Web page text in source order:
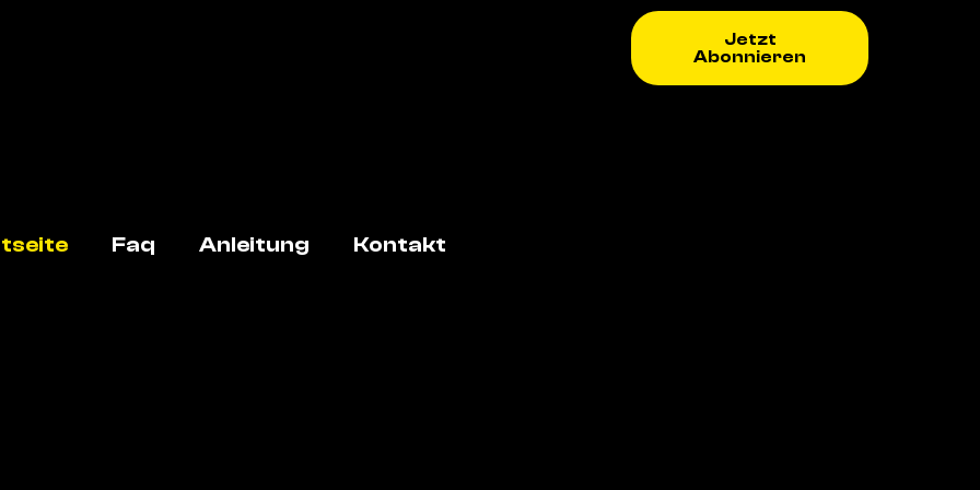
Faq Anleitung Kontakt
Jetzt
Abonnieren